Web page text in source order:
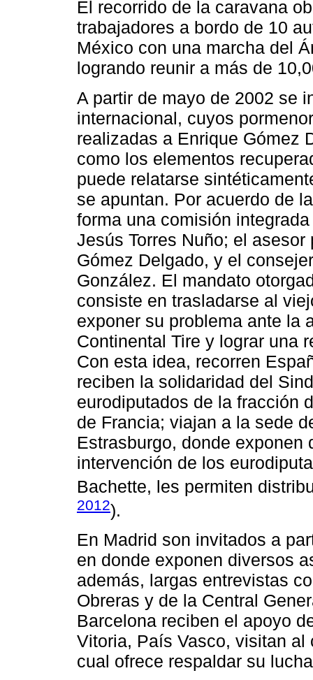
El recorrido de la caravana
trabajadores a bordo de 10
México con una marcha del
logrando reunir a más de
A partir de mayo de 2002 se
internacional, cuyos
realizadas a Enrique Gómez
como los elementos
puede relatarse
se apuntan. Por acuerdo de
forma una comisión
Jesús Torres Nuño; el
Gómez Delgado, y el
González. El mandato
consiste en trasladarse al
exponer su problema ante la
Continental Tire y lograr una
Con esta idea, recorren
reciben la solidaridad del
eurodiputados de la fracción
de Francia; viajan a la sede
Estrasburgo, donde
intervención de los
Bachette, les permiten
2012).
En Madrid son invitados a
en donde exponen diversos
además, largas entrevistas
Obreras y de la Central
Barcelona reciben el apoyo
Vitoria, País Vasco, visitan
cual ofrece respaldar su